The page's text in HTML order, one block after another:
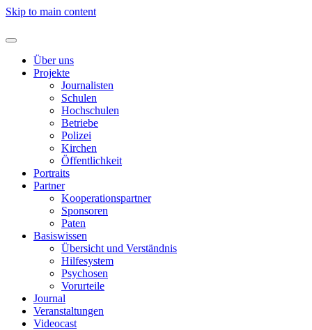
Skip to main content
Über uns
Projekte
Journalisten
Schulen
Hochschulen
Betriebe
Polizei
Kirchen
Öffentlichkeit
Portraits
Partner
Kooperationspartner
Sponsoren
Paten
Basiswissen
Übersicht und Verständnis
Hilfesystem
Psychosen
Vorurteile
Journal
Veranstaltungen
Videocast